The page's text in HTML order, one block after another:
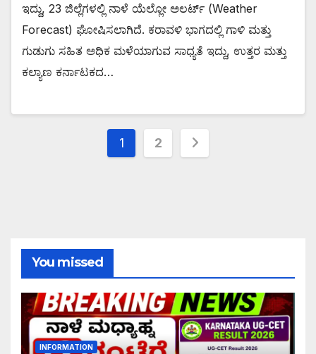
ಇದ್ದು, 23 ಜಿಲ್ಲೆಗಳಲ್ಲಿ ನಾಳೆ ಯೆಲ್ಲೋ ಅಲರ್ಟ್ (Weather
Forecast) ಘೋಷಿಸಲಾಗಿದೆ. ಕರಾವಳಿ ಭಾಗದಲ್ಲಿ ಗಾಳಿ ಮತ್ತು
ಗುಡುಗು ಸಹಿತ ಅಧಿಕ ಮಳೆಯಾಗುವ ಸಾಧ್ಯತೆ ಇದ್ದು, ಉತ್ತರ ಮತ್ತು
ಕಲ್ಯಾಣ ಕರ್ನಾಟಕದ…
1 2
You missed
INFORMATION